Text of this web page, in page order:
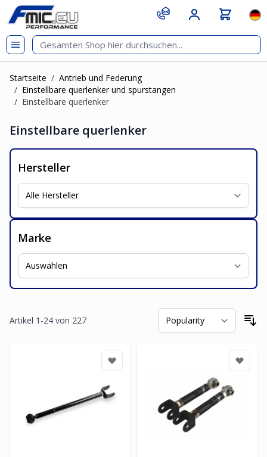
Zum Inhalt springen
git s
Startseite / Antrieb und Federung
/ Einstellbare querlenker und spurstangen
/ Einstellbare querlenker
Einstellbare querlenker
Hersteller
Marke
Artikel 1 -24 von 227